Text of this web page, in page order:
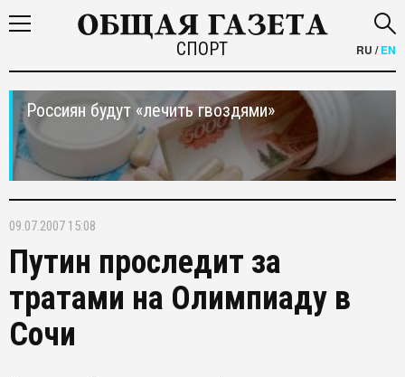
СПОРТ RU /EN
Россиян будут «лечить гвоздями»
09.07.2007 15:08
Путин проследит за
тратами на Олимпиаду в
Сочи